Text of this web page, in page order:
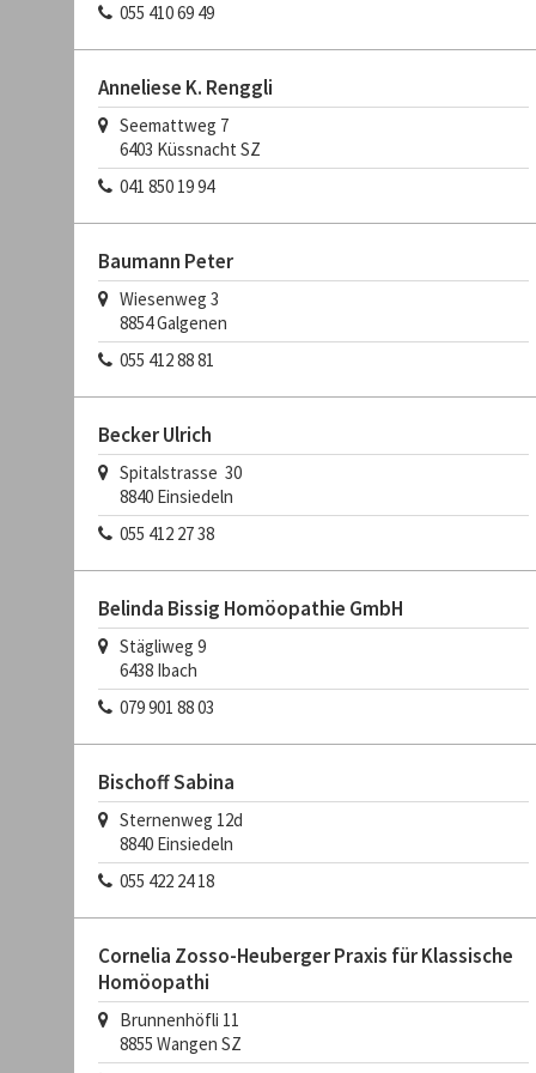
055 410 69 49
Anneliese K. Renggli
Seemattweg 7
6403 Küssnacht SZ
041 850 19 94
Baumann Peter
Wiesenweg 3
8854Galgenen
055 412 88 81
Becker Ulrich
Spitalstrasse 30
8840 Einsiedeln
055 412 27 38
Belinda Bissig Homöopathie GmbH
Stägliweg 9
6438 Ibach
079 901 88 03
Bischoff Sabina
Sternenweg 12d
8840 Einsiedeln
055 422 24 18
Cornelia Zosso-Heuberger Praxis für Klassische
Homöopathi
Brunnenhöfli 11
8855 Wangen SZ